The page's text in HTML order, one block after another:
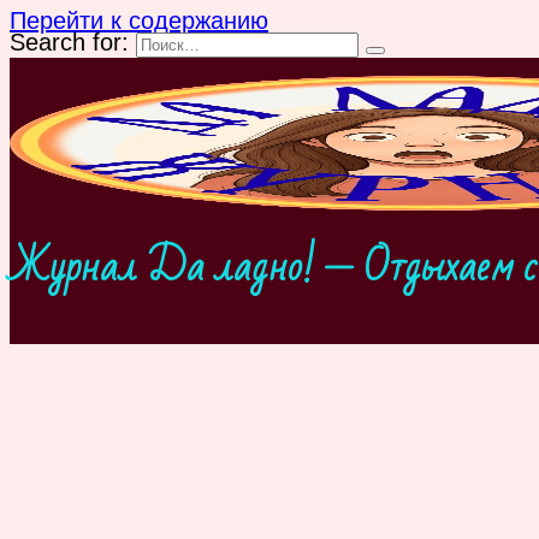
Перейти к содержанию
Search for:
Журнал Да ладно! — Отдыхаем с